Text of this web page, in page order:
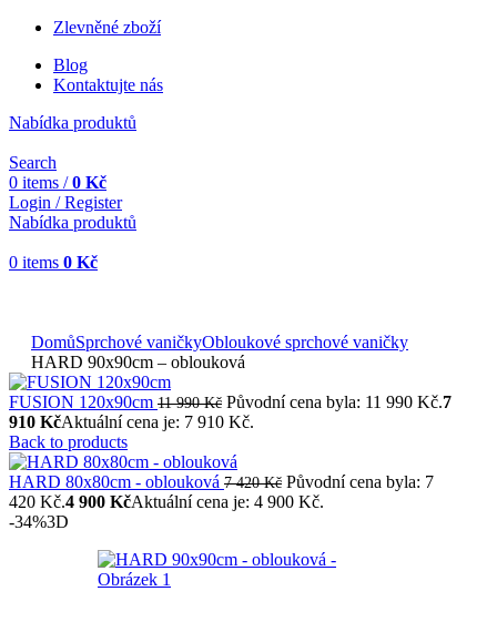
Zlevněné zboží
Blog
Kontaktujte nás
Nabídka produktů
Search
0 items / 0 Kč
Login / Register
Nabídka produktů
0 items 0 Kč
DomůSprchové vaničkyObloukové sprchové vaničky
HARD 90x90cm – oblouková
FUSION 120x90cm 11 990Kč Původní cena byla: 11 990 Kč.7
910 KčAktuální cena je: 7 910 Kč.
Back to products
HARD 80x80cm - oblouková 7 420Kč Původní cena byla: 7
420 Kč.4 900 KčAktuální cena je: 4 900 Kč.
-34%3D